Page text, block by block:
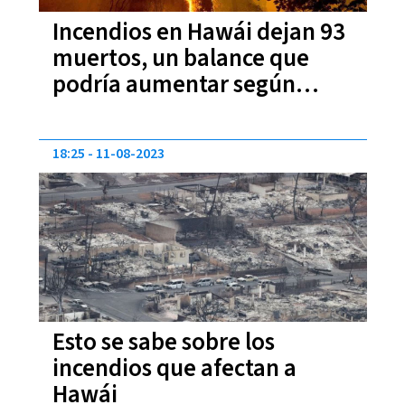
Incendios en Hawái dejan 93
muertos, un balance que
podría aumentar según
Esto se sabe sobre los
incendios que afectan a
Hawái
18:25 11-08-2023